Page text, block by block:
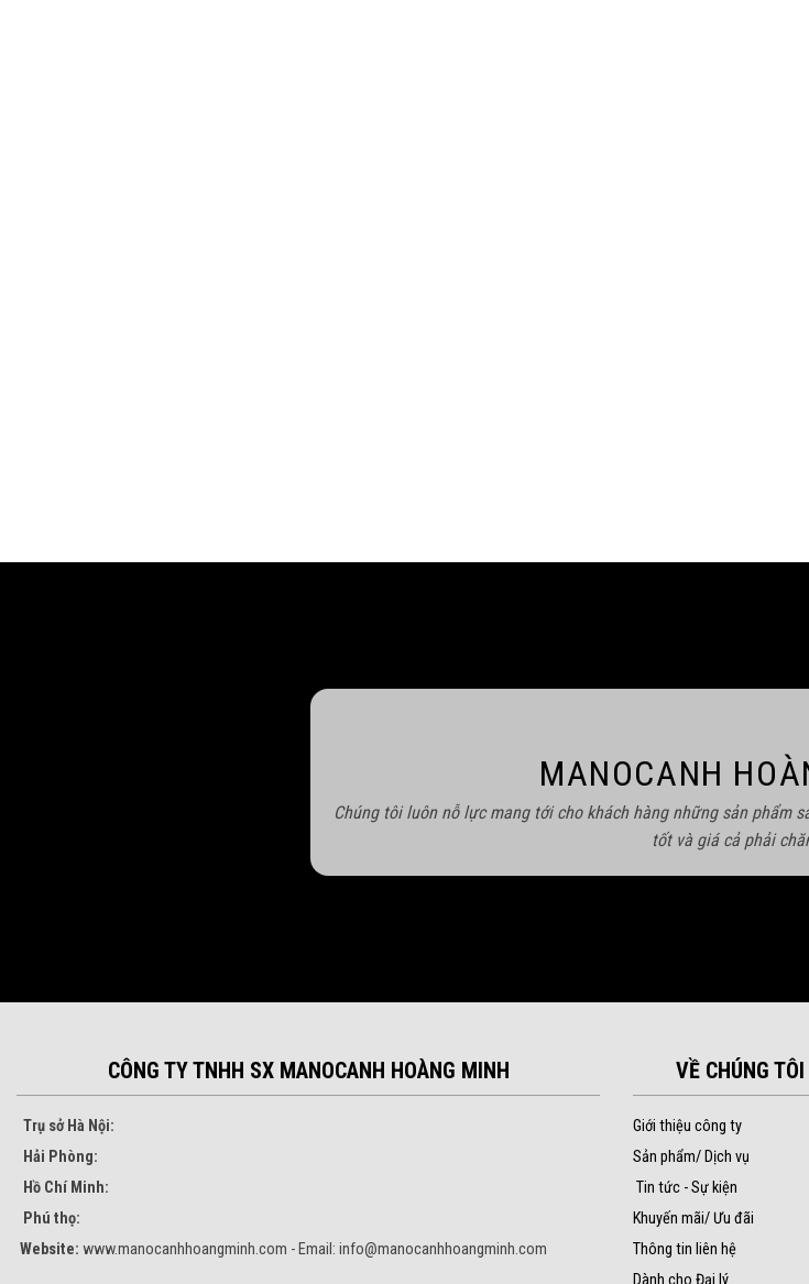
MANOCANH
Chúng tôi luôn nỗ lực mang tới cho khách hàng những sản phẩm
tốt và giá cả phải
CÔNG TY TNHH SX MANOCANH HOÀNG MINH
Trụ sở Hà Nội:
Hải Phòng:
Hồ Chí Minh:
Phú thọ:
Website: www.manocanhhoangminh.com - Email: info@manocanhhoangminh.com
VỀ CHÚNG TÔI
Giới thiệu công ty
Sản phẩm/ Dịch vụ
Tin tức - Sự kiện
Khuyến mãi/ Ưu đãi
Thông tin liên hệ
Dành cho Đại lý